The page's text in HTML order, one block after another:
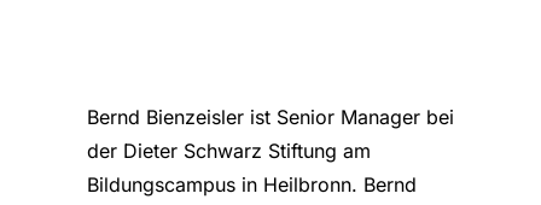
Bernd Bienzeisler ist Senior Manager bei
der Dieter Schwarz Stiftung am
Bildungscampus in Heilbronn. Bernd